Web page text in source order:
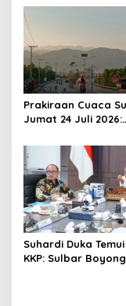
o
n
SPBU Kali Mamuju
Prakiraan Cuaca
Jumat 24 Juli 2026:
Daerah Pesisir
Suhardi Duka
KKP: Sulbar